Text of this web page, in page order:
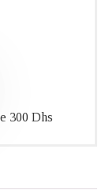
300 Dhs